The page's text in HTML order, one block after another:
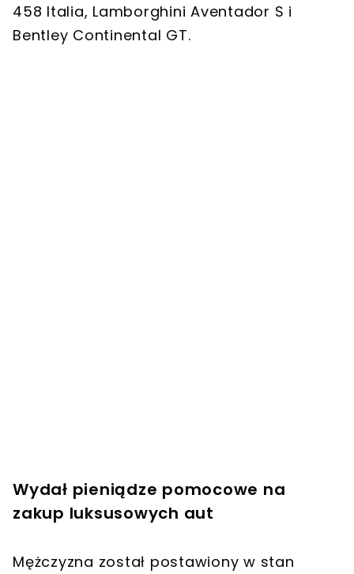
458 Italia, Lamborghini Aventador S i
Bentley Continental GT.
Wydał pieniądze pomocowe na
zakup luksusowych aut
Mężczyzna został postawiony w stan